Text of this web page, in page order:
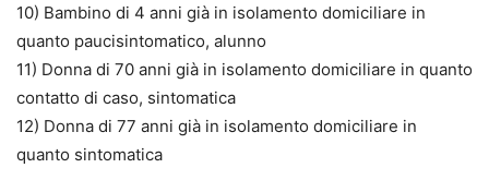
10) Bambino di 4 anni già in isolamento domiciliare in
quanto paucisintomatico, alunno
11) Donna di 70 anni già in isolamento domiciliare in quanto
contatto di caso, sintomatica
12) Donna di 77 anni già in isolamento domiciliare in
quanto sintomatica